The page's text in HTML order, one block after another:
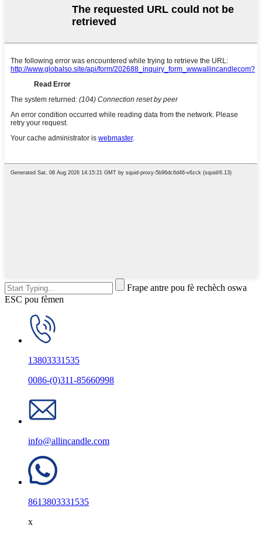
Frape antre pou fè rechèch oswa
ESC pou fèmen
13803331535
0086-(0)311-85660998
info@allincandle.com
8613803331535
x